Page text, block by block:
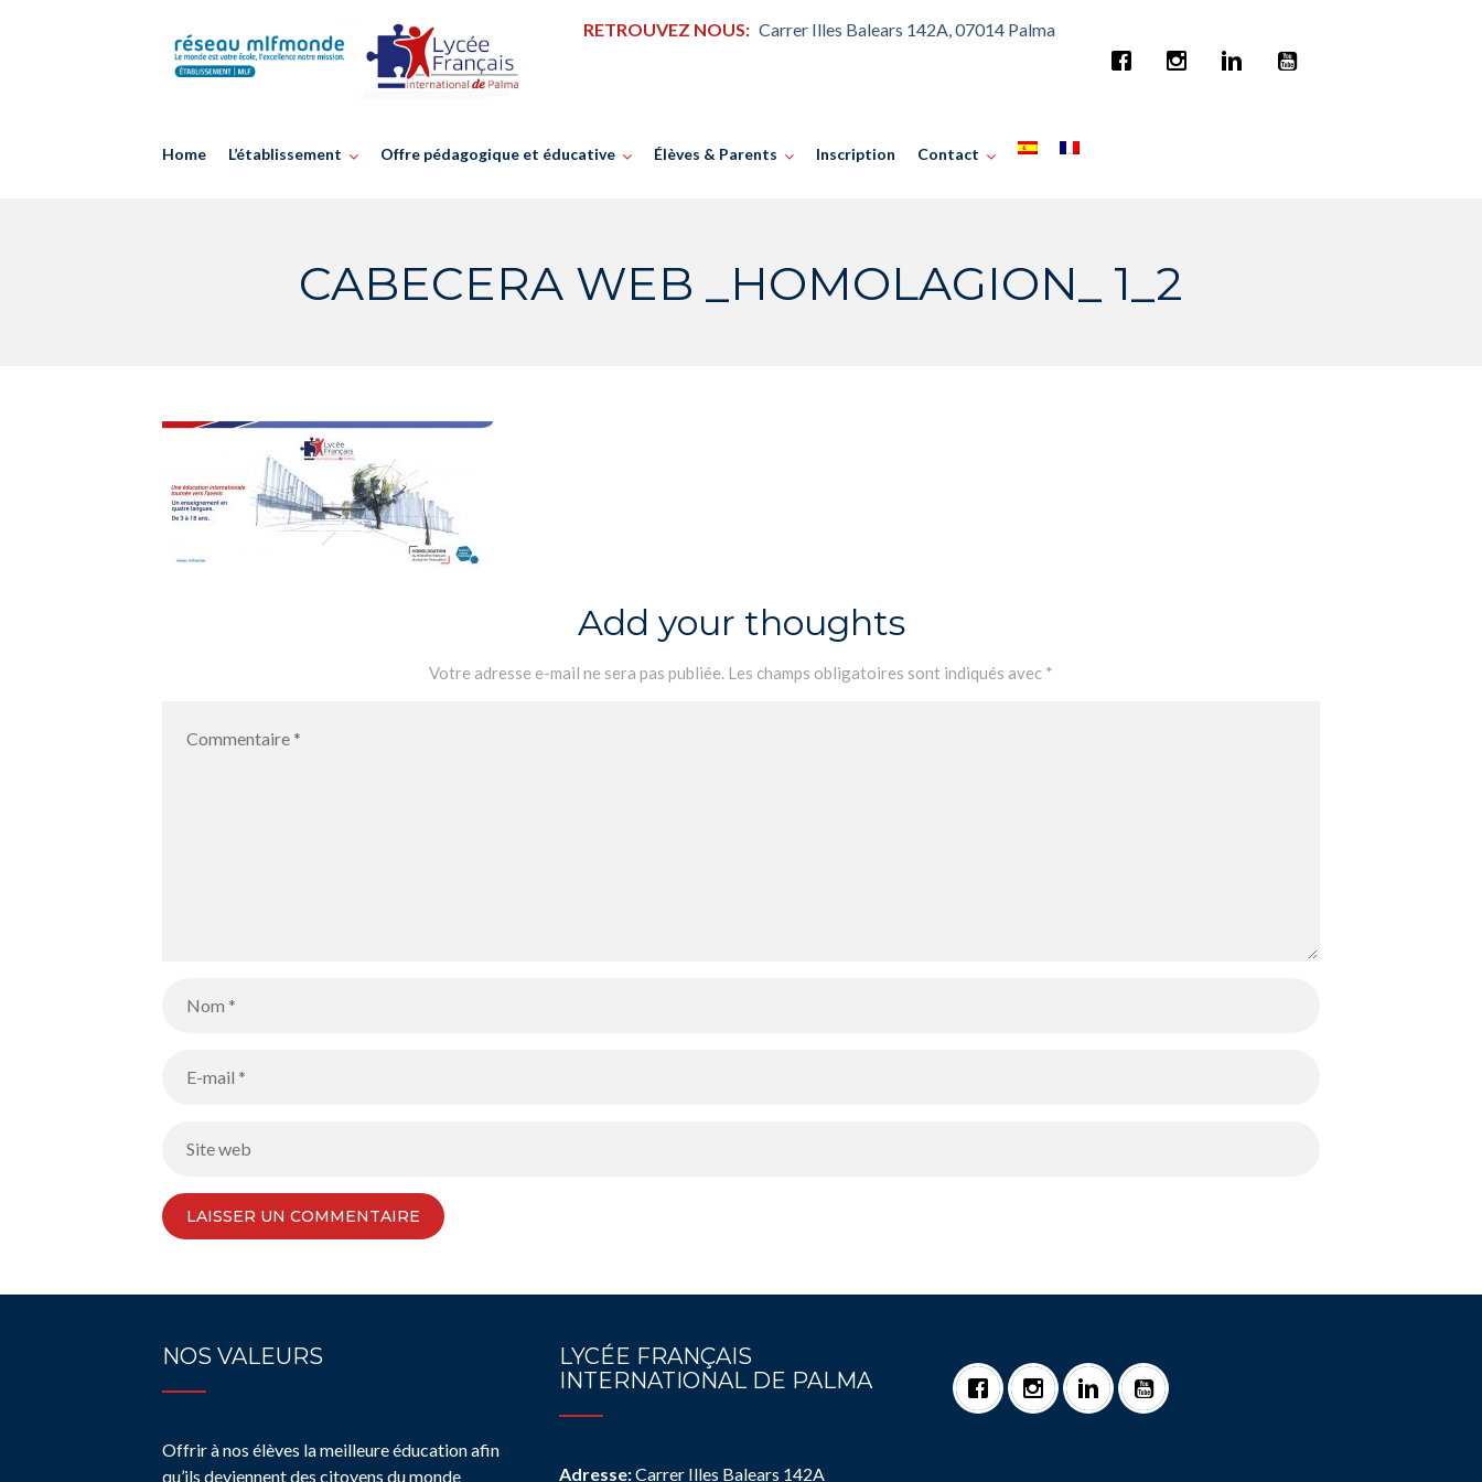
RETROUVEZ NOUS: Carrer Illes Balears 142A, 07014 Palma
Home L’établissement Offre pédagogique et éducative Élèves & Parents Inscription Contact
CABECERA WEB _HOMOLAGION_ 1_2
Add your thoughts
Votre adresse e-mail ne sera pas publiée. Les champs obligatoires sont indiqués avec *
NOS VALEURS
Offrir à nos élèves la meilleure éducation afin
qu’ils deviennent des citoyens du monde
LYCÉE FRANÇAIS
INTERNATIONAL DE PALMA
Adresse:Carrer Illes Balears 142A